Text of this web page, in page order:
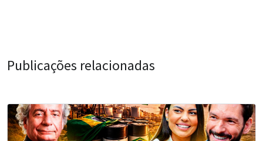
Publicações relacionadas